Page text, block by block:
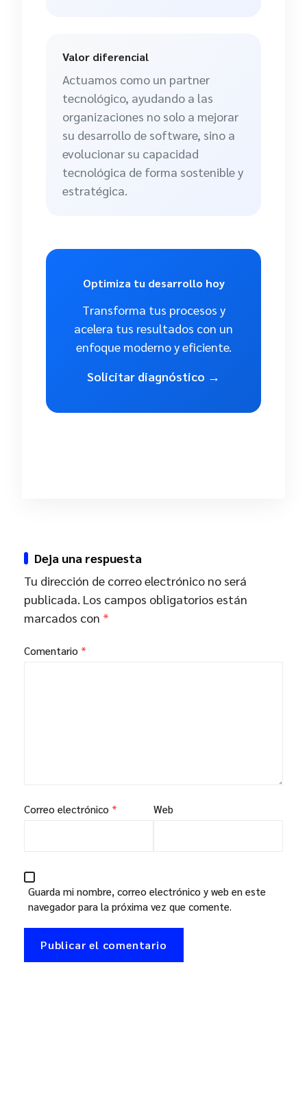
Valor diferencial
Actuamos como un partner
tecnológico, ayudando a las
organizaciones no solo a mejorar
su desarrollo de software, sino a
evolucionar su capacidad
tecnológica de forma sostenible y
estratégica.
Optimiza tu desarrollo hoy
Transforma tus procesos y
acelera tus resultados con un
enfoque moderno y eficiente.
Solicitar diagnóstico →
Deja una respuesta
Tu dirección de correo electrónico no será
publicada. Los campos obligatorios están
marcados con *
Comentario *
Correo electrónico * Web
Guarda mi nombre, correo electrónico y web en este
navegador para la próxima vez que comente.